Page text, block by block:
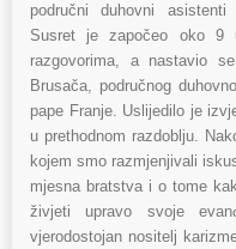
područni duhovni
Susret je započeo oko 9
razgovorima, a nastavio
Brusača, područnog
pape Franje. Uslijedilo je
u prethodnom razdoblju.
kojem smo razmjenjivali
mjesna bratstva i o tome
živjeti upravo svoje
vjerodostojan nositelj